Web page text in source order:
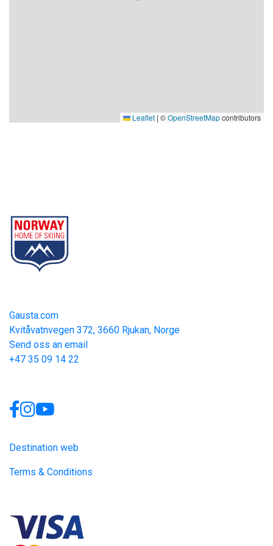
hyttebok og nøklene til sin respektive hytte eller leilighet.
Leaflet | ©OpenStreetMapcontributors
Gausta.com
Kvitåvatnvegen 372, 3660 Rjukan, Norge
Send oss an email
+47 35 09 14 22
Destination web
Terms & Conditions